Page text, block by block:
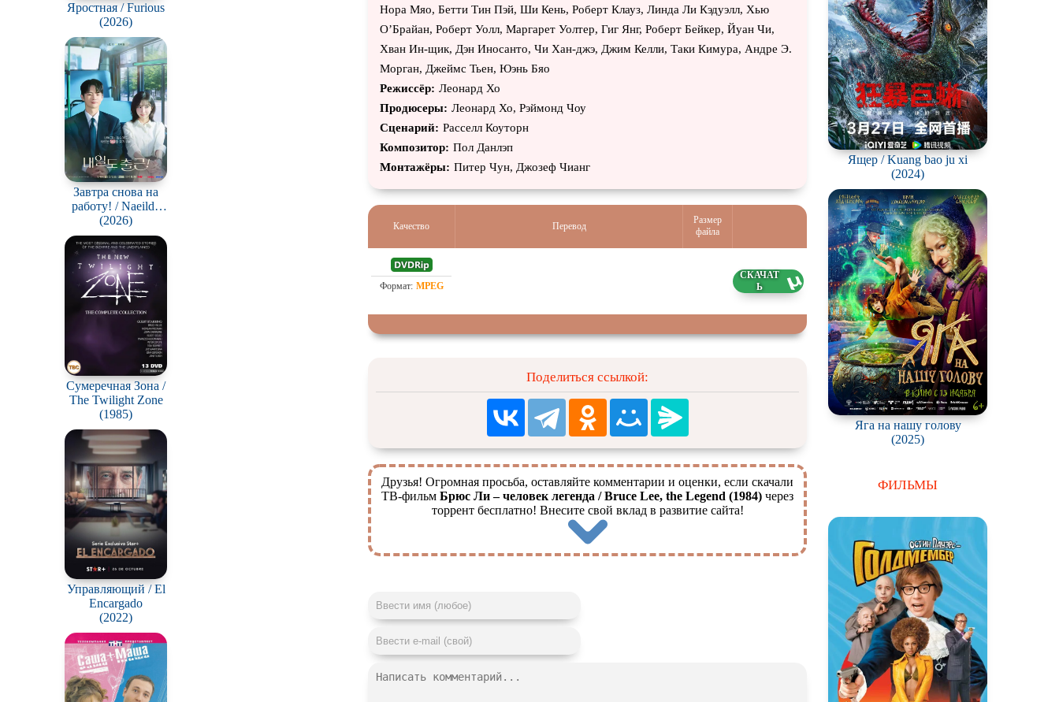
Яростная / Furious
(2026)
Завтра снова на
работу! / Naeildo
chulgeun!
(2026)
Сумеречная Зона /
The Twilight Zone
(1985)
Управляющий / El
Encargado
(2022)
Нора Мяо, Бетти Тин Пэй, Ши Кень, Роберт Клауз, Линда Ли Кэдуэлл, Хью
О’Брайан, Роберт Уолл, Маргарет Уолтер, Гиг Янг, Роберт Бейкер, Йуан Чи,
Хван Ин-щик, Дэн Иносанто, Чи Хан-джэ, Джим Келли, Таки Кимура, Андре Э.
Морган, Джеймс Тьен, Юэнь Бяо
Режиссёр: Леонард Хо
Продюсеры: Леонард Хо, Рэймонд Чоу
Сценарий: Расселл Коуторн
Композитор: Пол Данлэп
Монтажёры: Питер Чун, Джозеф Чианг
Качество Перевод
Размер
файла
Поделиться ссылкой:
Друзья! Огромная просьба, оставляйте комментарии и оценки, если скачали
ТВ-фильм Брюс Ли – человек легенда / Bruce Lee, the Legend (1984) через
торрент бесплатно! Внесите свой вклад в развитие сайта!
Ящер / Kuang bao ju xi
(2024)
Яга на нашу голову
(2025)
ФИЛЬМЫ